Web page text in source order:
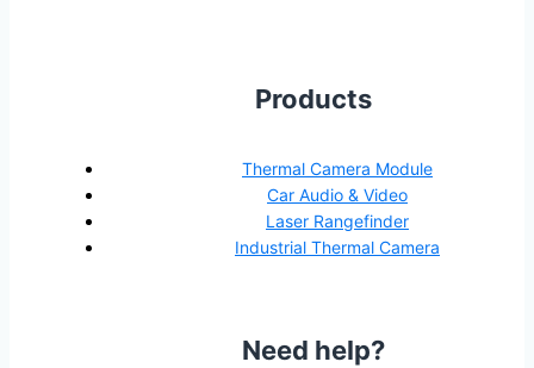
Products
Thermal Camera Module
Car Audio & Video
Laser Rangefinder
Industrial Thermal Camera
Need help?